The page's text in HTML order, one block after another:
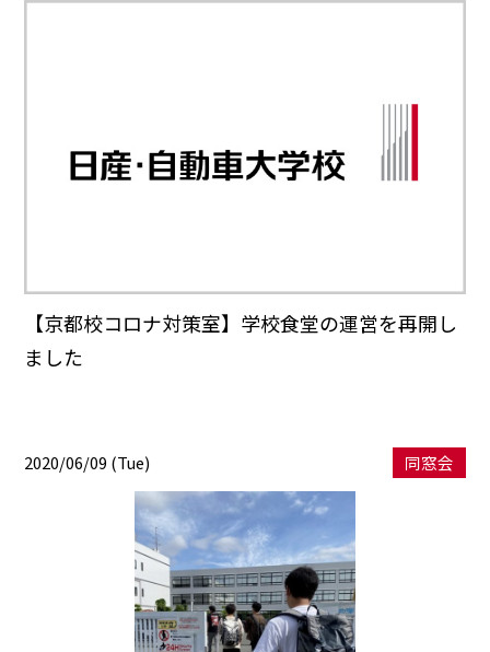
【京都校コロナ対策室】学校食堂の運営を再開し
ました
2020/06/09 (Tue) 同窓会